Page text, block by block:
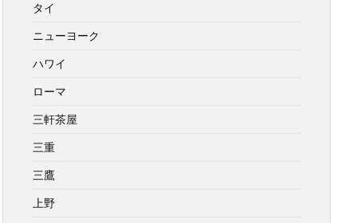
タイ
ニューヨーク
ハワイ
ローマ
三軒茶屋
三重
三鷹
上野